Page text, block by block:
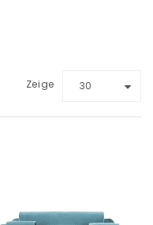
Zeige 30